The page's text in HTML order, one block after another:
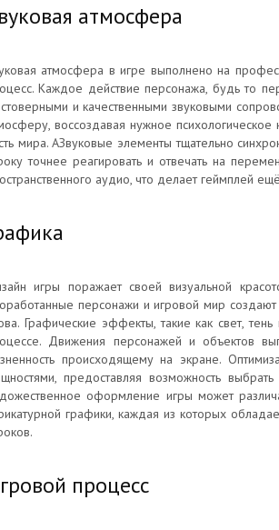
атмосфера
атмосфера в игре выполнено на
Каждое действие персонажа, будь то
и качественными звуковыми
воссоздавая нужное
мира. АЗвуковые элементы тщательно
точнее реагировать и отвечать на
аудио, что делает геймплей
игры поражает своей визуальной
персонажи и игровой мир
Графические эффекты, такие как свет,
Движения персонажей и объектов
происходящему на экране.
предоставляя возможность
оформление игры может
графики, каждая из которых
процесс